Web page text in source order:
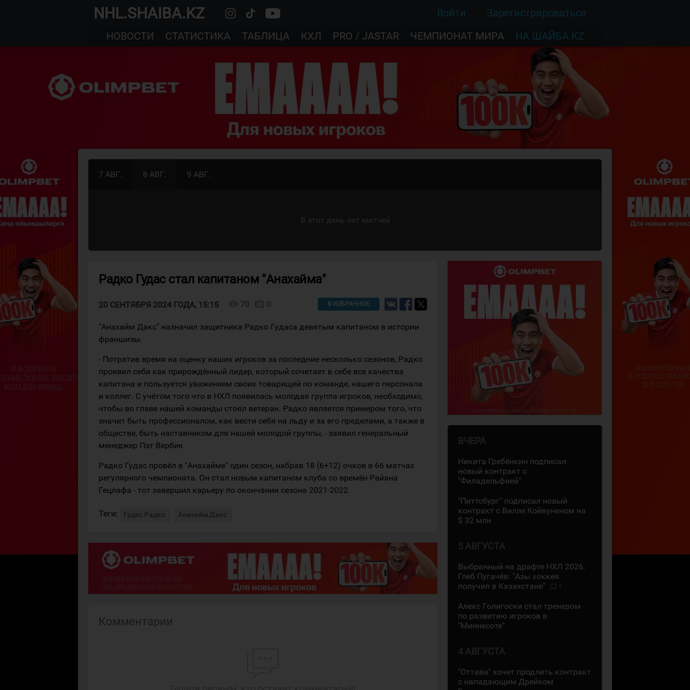
NHL.SHAIBA.KZ Войти
Зарегистрироваться
НОВОСТИ
СТАТИСТИКА ТАБЛИЦА КХЛ PRO / JASTAR ЧЕМПИОНАТ МИРА НА ШАЙБА.KZ
7 АВГ. 8 АВГ. 9 АВГ.
В этот день нет матчей
Радко Гудас стал капитаном "Анахайма"
20 СЕНТЯБРЯ 2024 ГОДА, 15:15 70 0 В ИЗБРАННОЕ
"Анахайм Дакс" назначил защитника Радко Гудаса девятым капитаном в истории
франшизы.
- Потратив время на оценку наших игроков за последние несколько сезонов, Радко
проявил себя как прирождённый лидер, который сочетает в себе все качества
капитана и пользуется уважением своих товарищей по команде, нашего персонала
и коллег. С учётом того что в НХЛ появилась молодая группа игроков, необходимо,
чтобы во главе нашей команды стоял ветеран. Радко является примером того, что
значит быть профессионалом, как вести себя на льду и за его пределами, а также в
обществе, быть наставником для нашей молодой группы, - заявил генеральный
менеджер Пэт Вербик.
Радко Гудас провёл в "Анахайме" один сезон, набрав 18 (6+12) очков в 66 матчах
регулярного чемпионата. Он стал новым капитаном клуба со времён Райана
Гецлафа - тот завершил карьеру по окончании сезона 2021-2022.
Теги: Гудас Радко Анахайм Дакс
Комментарии
ВЧЕРА
Никита Гребёнкин подписал
новый контракт с
"Филадельфией"
"Питтсбург" подписал новый
контракт с Вилле Койвуненом на
$ 32 млн
5 АВГУСТА
Выбранный на драфте НХЛ 2026.
Глеб Пугачёв: "Азы хоккея
получил в Казахстане"
Алекс Голигоски стал тренером
по развитию игроков в
"Миннесоте"
4 АВГУСТА
"Оттава" хочет продлить контракт
с нападающим Дрейком